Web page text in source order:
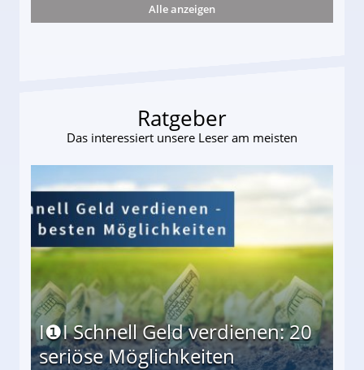
und wie viel?
Alle anzeigen
Ratgeber
Das interessiert unsere Leser am meisten
I❶I Schnell Geld verdienen: 20
seriöse Möglichkeiten